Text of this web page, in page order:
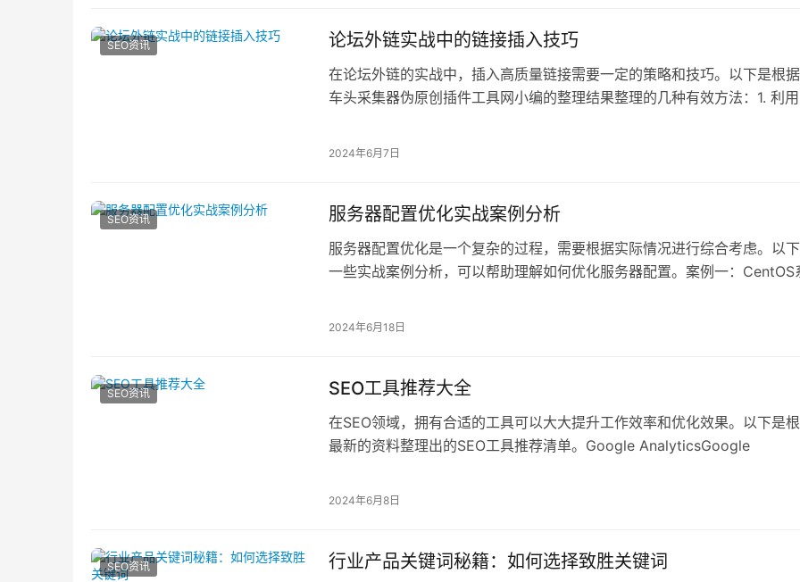
SEO资讯 论坛外链实战中的链接插入技巧
在论坛外链的实战中，插入高质量链接需要一定的策略和技巧。以下是根
车头采集器伪原创插件工具网小编的整理结果整理的几种有效方法：1. 利用
2024年6月7日
SEO资讯 服务器配置优化实战案例分析
服务器配置优化是一个复杂的过程，需要根据实际情况进行综合考虑。以
一些实战案例分析，可以帮助理解如何优化服务器配置。案例一：CentOS
2024年6月18日
SEO资讯 SEO工具推荐大全
在SEO领域，拥有合适的工具可以大大提升工作效率和优化效果。以下是
最新的资料整理出的SEO工具推荐清单。Google AnalyticsGoogle
2024年6月8日
SEO资讯 行业产品关键词秘籍：如何选择致胜关键词